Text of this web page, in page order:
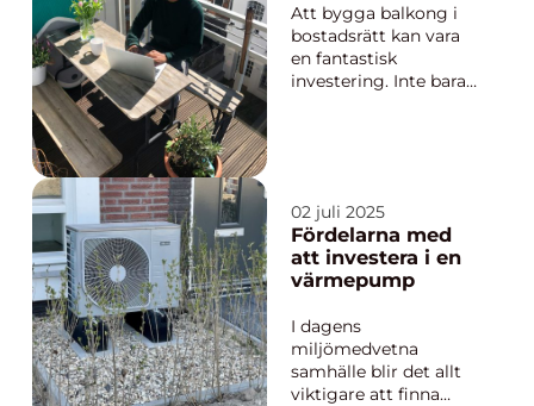
Att bygga balkong i
bostadsrätt kan vara
en fantastisk
investering. Inte bara
avslappning och
njutning. Men hur
g&arin...
02 juli 2025
Fördelarna med
att investera i en
värmepump
I dagens
miljömedvetna
samhälle blir det allt
viktigare att finna